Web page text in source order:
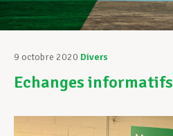
Assistance au Travail
Vos droits
9 octobre 2020 Divers
Echanges informatifs